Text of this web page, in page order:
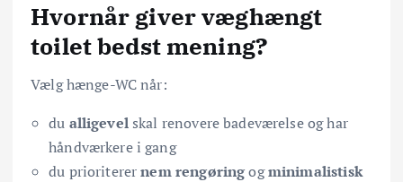
Hvornår giver væghængt
toilet bedst mening?
Vælg hænge-WC når:
du alligevelskal renovere badeværelse og har
håndværkere i gang
du prioriterernem rengøringogminimalistisk